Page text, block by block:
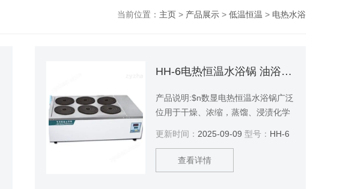
当前位置： 主页> 产品展示> 低温恒温 > 电热水浴
HH-6电热恒温水浴锅 油浴锅/水浴锅
产品说明:$n数显电热恒温水浴锅广泛
位用于干燥、浓缩，蒸馏、浸渍化学
于水浴恒温加热和其它温度试验，是
生物、遗传、病毒、水产、环保、医
药、卫生、生化实验室、分析室教育
更新时间： 2025-09-09 型号： HH-6
查看详情